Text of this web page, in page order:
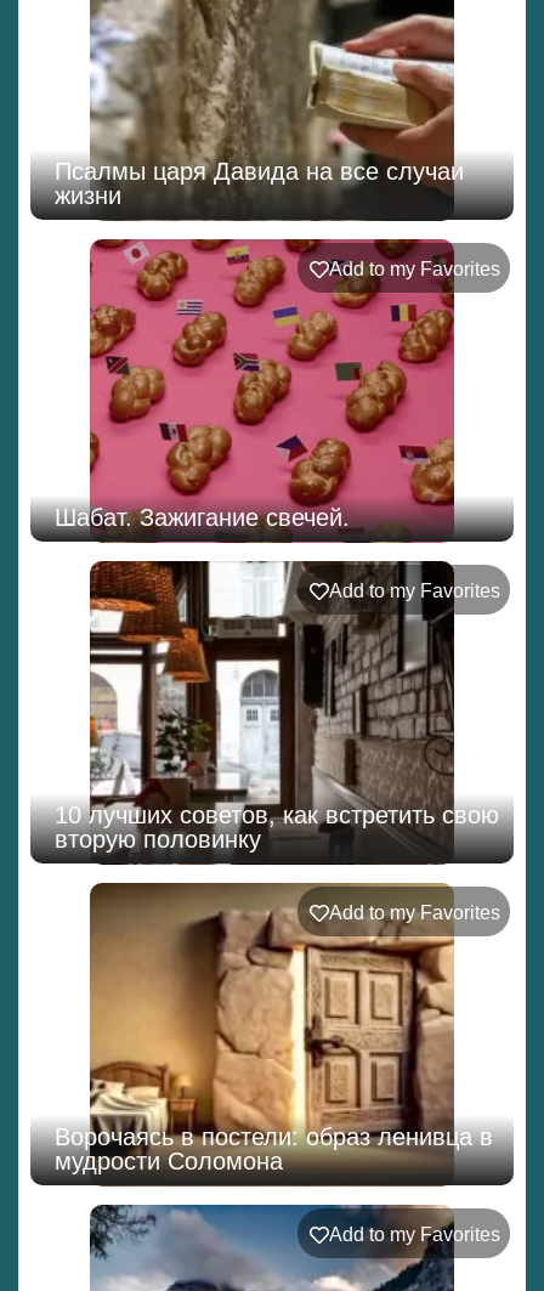
Псалмы царя Давида на все случаи
жизни
Add to my Favorites
Шабат. Зажигание свечей.
Add to my Favorites
10 лучших советов, как встретить свою
вторую половинку
Add to my Favorites
Ворочаясь в постели: образ ленивца в
мудрости Соломона
Add to my Favorites